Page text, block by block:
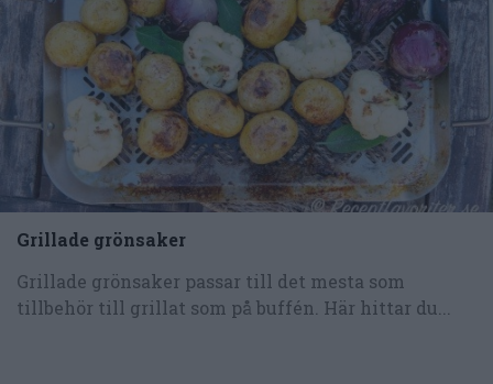
Grillade grönsaker
Grillade grönsaker passar till det mesta som
tillbehör till grillat som på buffén. Här hittar du...